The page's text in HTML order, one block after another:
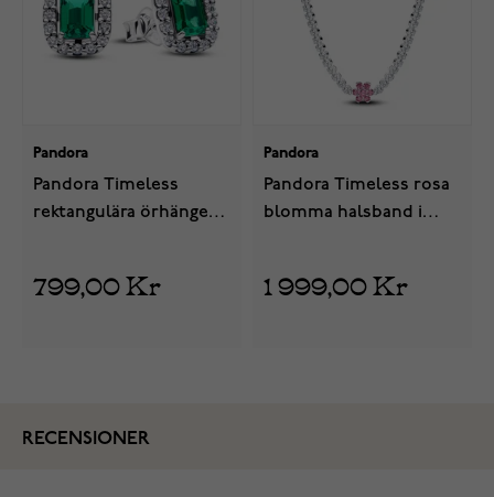
Pandora
Pandora Timeless
rektangulära örhängen i
799,00 Kr
Pandora
Pandora Timeless rosa
blomma halsband i
1 999,00 Kr
RECENSIONER